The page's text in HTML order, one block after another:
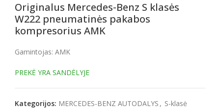
Originalus Mercedes-Benz S klasės
W222 pneumatinės pakabos
kompresorius AMK
Gamintojas: AMK
PREKĖ YRA SANDĖLYJE
Kategorijos: MERCEDES-BENZ AUTODALYS , S-klasė